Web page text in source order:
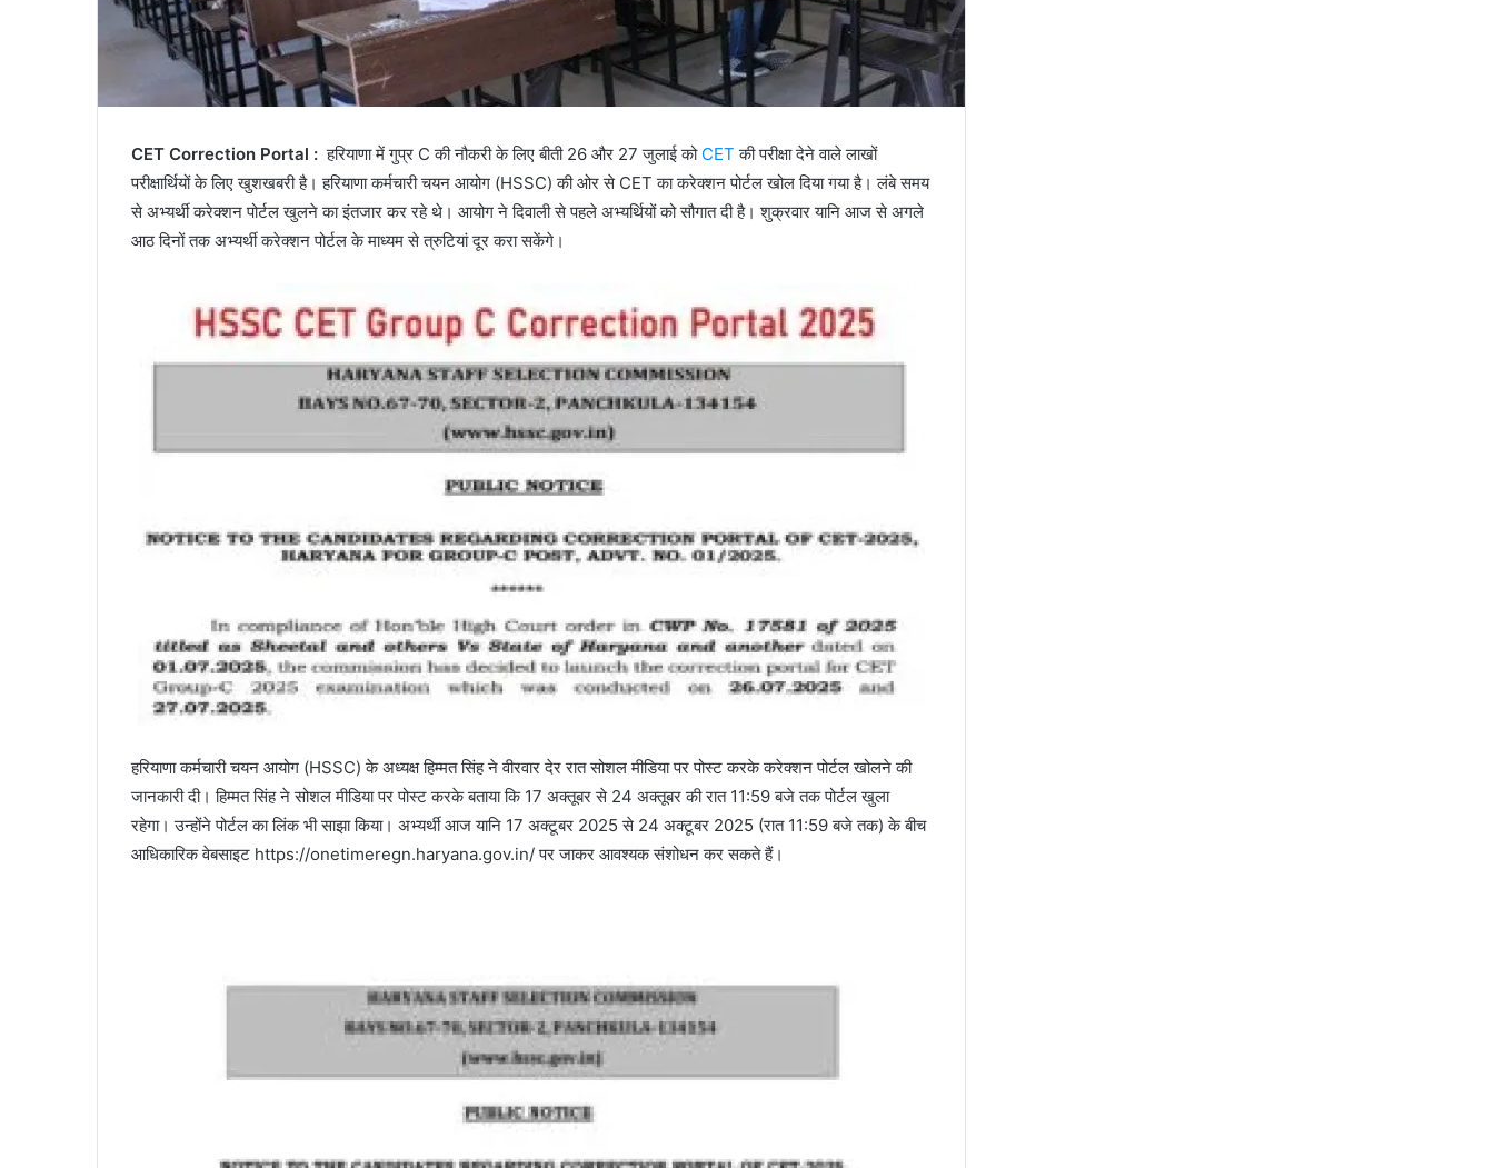
CET Correction Portal : हरियाणा में गुप्र C की नौकरी के लिए बीती 26 और 27 जुलाई को CET की परीक्षा देने वाले लाखों
परीक्षार्थियों के लिए खुशखबरी है। हरियाणा कर्मचारी चयन आयोग (HSSC) की ओर से CET का करेक्शन पोर्टल खोल दिया गया है। लंबे समय
से अभ्यर्थी करेक्शन पोर्टल खुलने का इंतजार कर रहे थे। आयोग ने दिवाली से पहले अभ्यर्थियों को सौगात दी है। शुक्रवार यानि आज से अगले
आठ दिनों तक अभ्यर्थी करेक्शन पोर्टल के माध्यम से त्रुटियां दूर करा सकेंगे।
हरियाणा कर्मचारी चयन आयोग (HSSC) के अध्यक्ष हिम्मत सिंह ने वीरवार देर रात सोशल मीडिया पर पोस्ट करके करेक्शन पोर्टल खोलने की
जानकारी दी। हिम्मत सिंह ने सोशल मीडिया पर पोस्ट करके बताया कि 17 अक्तूबर से 24 अक्तूबर की रात 11:59 बजे तक पोर्टल खुला
रहेगा। उन्होंने पोर्टल का लिंक भी साझा किया। अभ्यर्थी आज यानि 17 अक्टूबर 2025 से 24 अक्टूबर 2025 (रात 11:59 बजे तक) के बीच
आधिकारिक वेबसाइट https://onetimeregn.haryana.gov.in/ पर जाकर आवश्यक संशोधन कर सकते हैं।